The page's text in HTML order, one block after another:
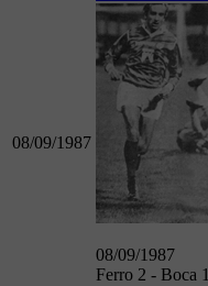
08/09/1987
08/09/1987
Ferro 2 - Boca 1